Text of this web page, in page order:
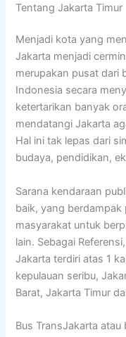
Tentang Jakarta Timur
Menjadi kota yang
Jakarta menjadi
merupakan pusat dari
Indonesia secara
ketertarikan banyak
mendatangi Jakarta
Hal ini tak lepas dari
budaya, pendidikan,
Sarana kendaraan
baik, yang
masyarakat untuk
lain. Sebagai
Jakarta terdiri atas 1
kepulauan seribu,
Barat, Jakarta Timur
Bus TransJakarta